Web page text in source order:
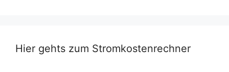
Hier gehts zum Stromkostenrechner